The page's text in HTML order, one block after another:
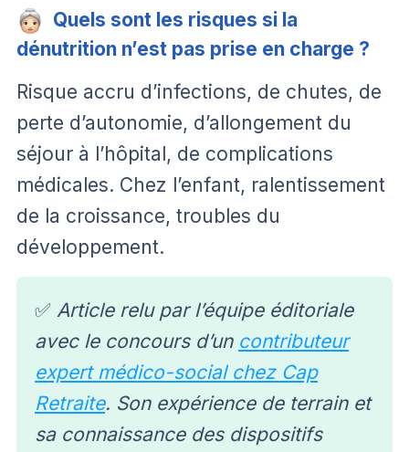
Quels sont les risques si la
dénutrition n’est pas prise en charge ?
Risque accru d’infections, de chutes, de
perte d’autonomie, d’allongement du
séjour à l’hôpital, de complications
médicales. Chez l’enfant, ralentissement
de la croissance, troubles du
développement.
✅ Article relu par l’équipe éditoriale
avec le concours d’un contributeur
expert médico-social chez Cap
Retraite. Son expérience de terrain et
sa connaissance des dispositifs